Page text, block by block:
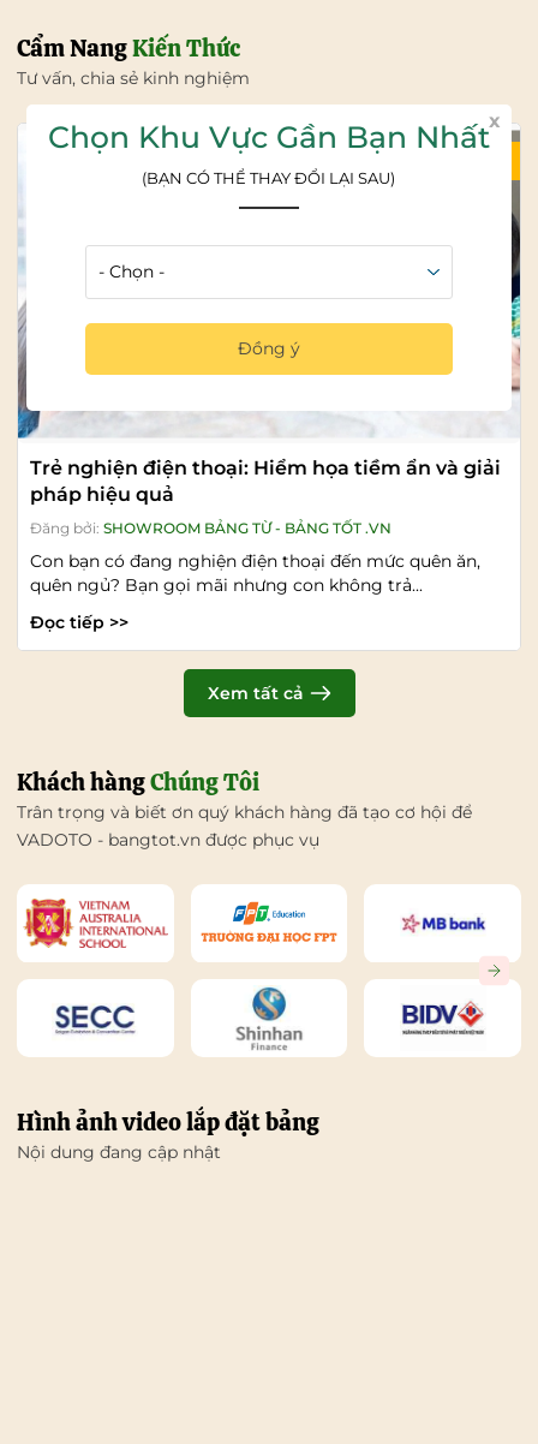
Cẩm NangKiến Thức
Tư vấn, chia sẻ kinh nghiệm
Trẻ nghiện điện thoại: Hiểm họa tiềm ẩn và giải
pháp hiệu quả
Đăng bởi: SHOWROOM BẢNG TỪ - BẢNG TỐT .VN
Con bạn có đang nghiện điện thoại đến mức quên ăn,
quên ngủ? Bạn gọi mãi nhưng con không trả...
Đọc tiếp >>
Xem tất cả
Khách hàngChúng Tôi
Trân trọng và biết ơn quý khách hàng đã tạo cơ hội để
VADOTO - bangtot.vn được phục vụ
Hình ảnh video lắp đặt bảng
Nội dung đang cập nhật
x
Chọn Khu Vực Gần Bạn Nhất
(BẠN CÓ THỂ THAY ĐỔI LẠI SAU)
Đồng ý